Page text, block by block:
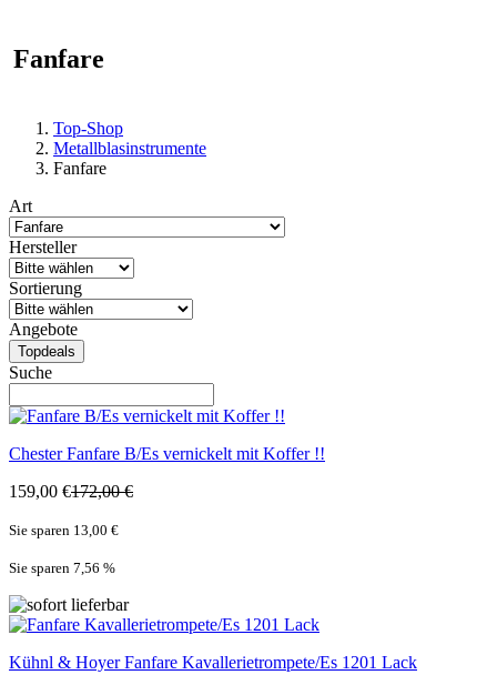
Fanfare
Top-Shop
Metallblasinstrumente
Fanfare
Art
Hersteller
Sortierung
Angebote
Topdeals
Suche
ChesterFanfare B/Es vernickelt mit Koffer !!
159,00 €172,00 €
Sie sparen 13,00 €
Sie sparen 7,56 %
Kühnl & HoyerFanfare Kavallerietrompete/Es 1201 Lack